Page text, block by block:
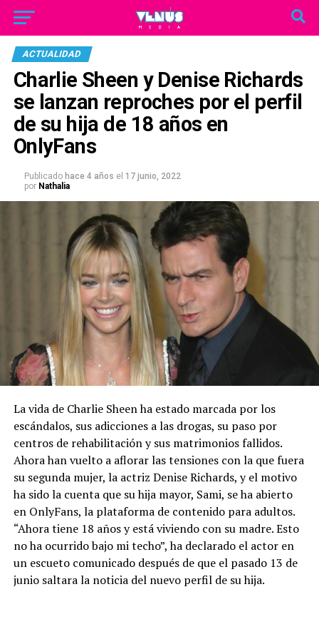
ACTUALIDAD
Charlie Sheen y Denise Richards
se lanzan reproches por el perfil
de su hija de 18 años en
OnlyFans
Publicado hace 4 años el 17 junio, 2022
por Nathalia
La vida de Charlie Sheen ha estado marcada por los
escándalos, sus adicciones a las drogas, su paso por
centros de rehabilitación y sus matrimonios fallidos.
Ahora han vuelto a aflorar las tensiones con la que fuera
su segunda mujer, la actriz Denise Richards, y el motivo
ha sido la cuenta que su hija mayor, Sami, se ha abierto
en OnlyFans, la plataforma de contenido para adultos.
“Ahora tiene 18 años y está viviendo con su madre. Esto
no ha ocurrido bajo mi techo”, ha declarado el actor en
un escueto comunicado después de que el pasado 13 de
junio saltara la noticia del nuevo perfil de su hija.